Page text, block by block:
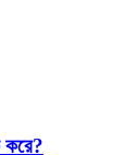
করে?